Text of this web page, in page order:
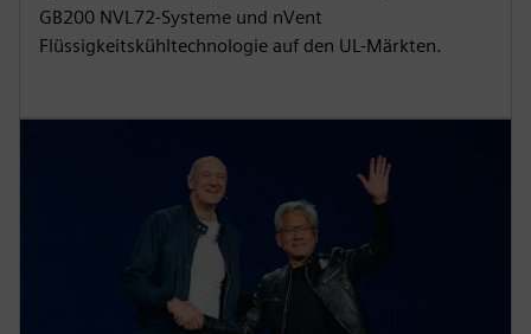
GB200 NVL72-Systeme und nVent
Flüssigkeitskühltechnologie auf den UL-Märkten.